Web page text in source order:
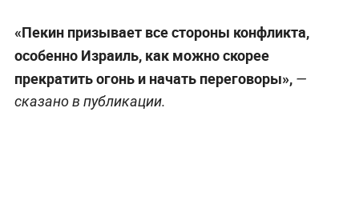
«Пекин призывает все стороны конфликта,
особенно Израиль, как можно скорее
прекратить огонь и начать переговоры»,—
сказано в публикации.